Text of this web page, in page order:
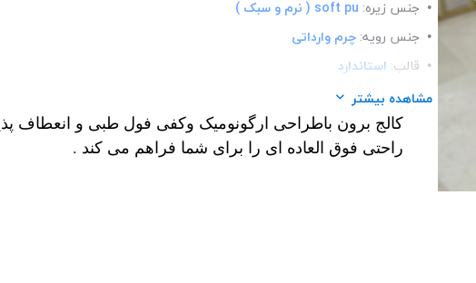
جنس زیره: soft pu ( نرم و سبک )
جنس رویه: چرم وارداتی
قالب: استاندارد
کاربرد: روزمره / اداری
مدل: کالج
کفی:فول طبی
مشاهده بیشتر
کالج برون باطراحی ارگونومیک وکفی فول طبی و انعطاف
راحتی فوق العاده ای را برای شما فراهم می کند .